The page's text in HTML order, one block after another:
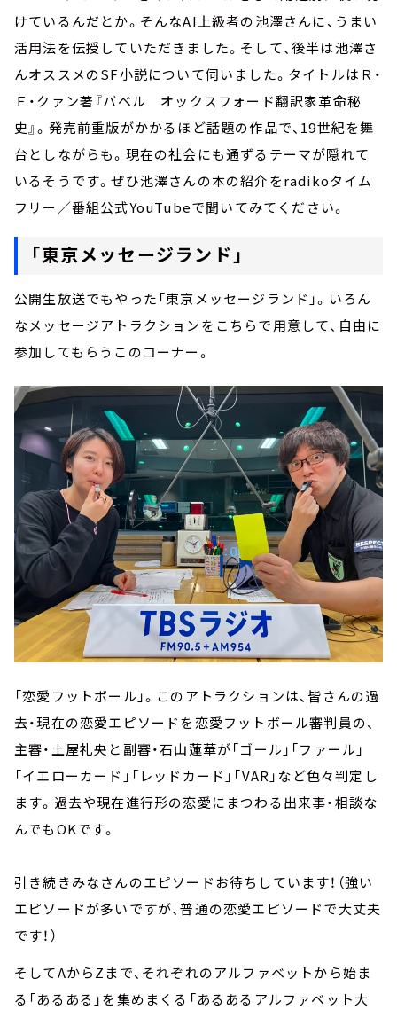
けているんだとか。そんなAI上級者の池澤さんに、うまい
活用法を伝授していただきました。そして、後半は池澤さ
んオススメのSF小説について伺いました。タイトルはＲ・
Ｆ・クァン著『バベル オックスフォード翻訳家革命秘
史』。発売前重版がかかるほど話題の作品で、19世紀を舞
台としながらも。現在の社会にも通ずるテーマが隠れて
いるそうです。ぜひ池澤さんの本の紹介をradikoタイム
フリー／番組公式YouTubeで聞いてみてください。
「東京メッセージランド」
公開生放送でもやった「東京メッセージランド」。いろん
なメッセージアトラクションをこちらで用意して、自由に
参加してもらうこのコーナー。
「恋愛フットボール」。このアトラクションは、皆さんの過
去・現在の恋愛エピソードを恋愛フットボール審判員の、
主審・土屋礼央と副審・石山蓮華が「ゴール」「ファール」
「イエローカード」「レッドカード」「VAR」など色々判定し
ます。過去や現在進行形の恋愛にまつわる出来事・相談な
んでもOKです。
引き続きみなさんのエピソードお待ちしています！（強い
エピソードが多いですが、普通の恋愛エピソードで大丈夫
です！）
そしてAからZまで、それぞれのアルファベットから始ま
る「あるある」を集めまくる「あるあるアルファベット大